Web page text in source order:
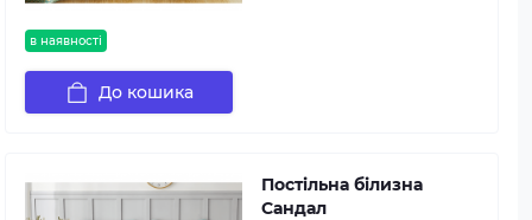
в наявності
До кошика
Постільна білизна
Сандал